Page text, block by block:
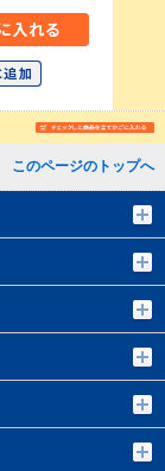
このページのトップへ